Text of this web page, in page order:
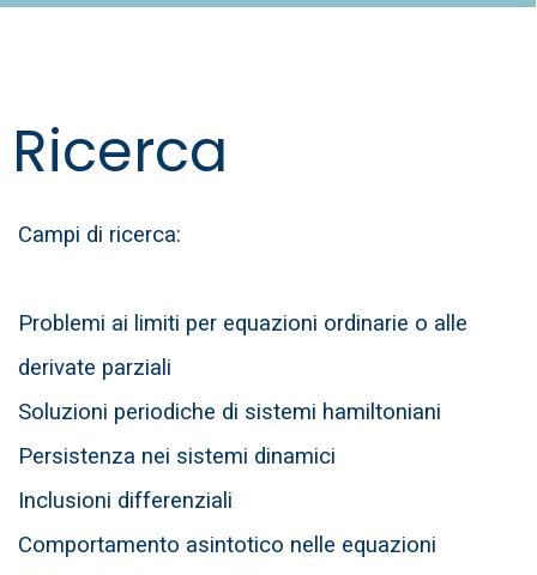
Ricerca
Campi di ricerca:
Problemi ai limiti per equazioni ordinarie o alle
derivate parziali
Soluzioni periodiche di sistemi hamiltoniani
Persistenza nei sistemi dinamici
Inclusioni differenziali
Comportamento asintotico nelle equazioni